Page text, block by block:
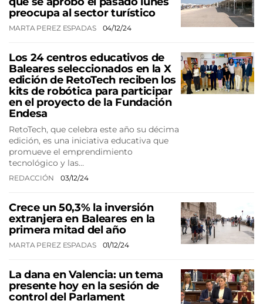
preocupa al sector turístico
MARTA PEREZ ESPADAS 04/12/24
Los 24 centros educativos de
Baleares seleccionados en la X
edición de RetoTech reciben los
kits de robótica para participar
en el proyecto de la Fundación
Endesa
RetoTech, que celebra este año su décima
edición, es una iniciativa educativa que
promueve el emprendimiento
tecnológico y las…
REDACCIÓN 03/12/24
Crece un 50,3% la inversión
extranjera en Baleares en la
primera mitad del año
MARTA PEREZ ESPADAS 01/12/24
La dana en Valencia: un tema
presente hoy en la sesión de
control del Parlament